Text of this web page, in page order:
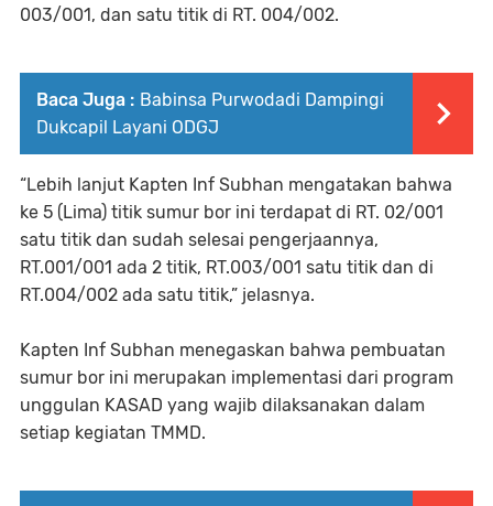
003/001, dan satu titik di RT. 004/002.
Baca Juga : Babinsa Purwodadi Dampingi
Dukcapil Layani ODGJ
“Lebih lanjut Kapten Inf Subhan mengatakan bahwa
ke 5 (Lima) titik sumur bor ini terdapat di RT. 02/001
satu titik dan sudah selesai pengerjaannya,
RT.001/001 ada 2 titik, RT.003/001 satu titik dan di
RT.004/002 ada satu titik,” jelasnya.
Kapten Inf Subhan menegaskan bahwa pembuatan
sumur bor ini merupakan implementasi dari program
unggulan KASAD yang wajib dilaksanakan dalam
setiap kegiatan TMMD.